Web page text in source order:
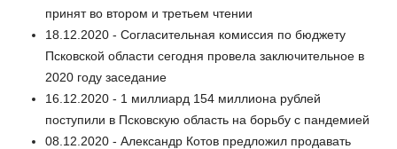
принят во втором и третьем чтении
18.12.2020 - Согласительная комиссия по бюджету
Псковской области сегодня провела заключительное в
2020 году заседание
16.12.2020 - 1 миллиард 154 миллиона рублей
поступили в Псковскую область на борьбу с пандемией
08.12.2020 - Александр Котов предложил продавать